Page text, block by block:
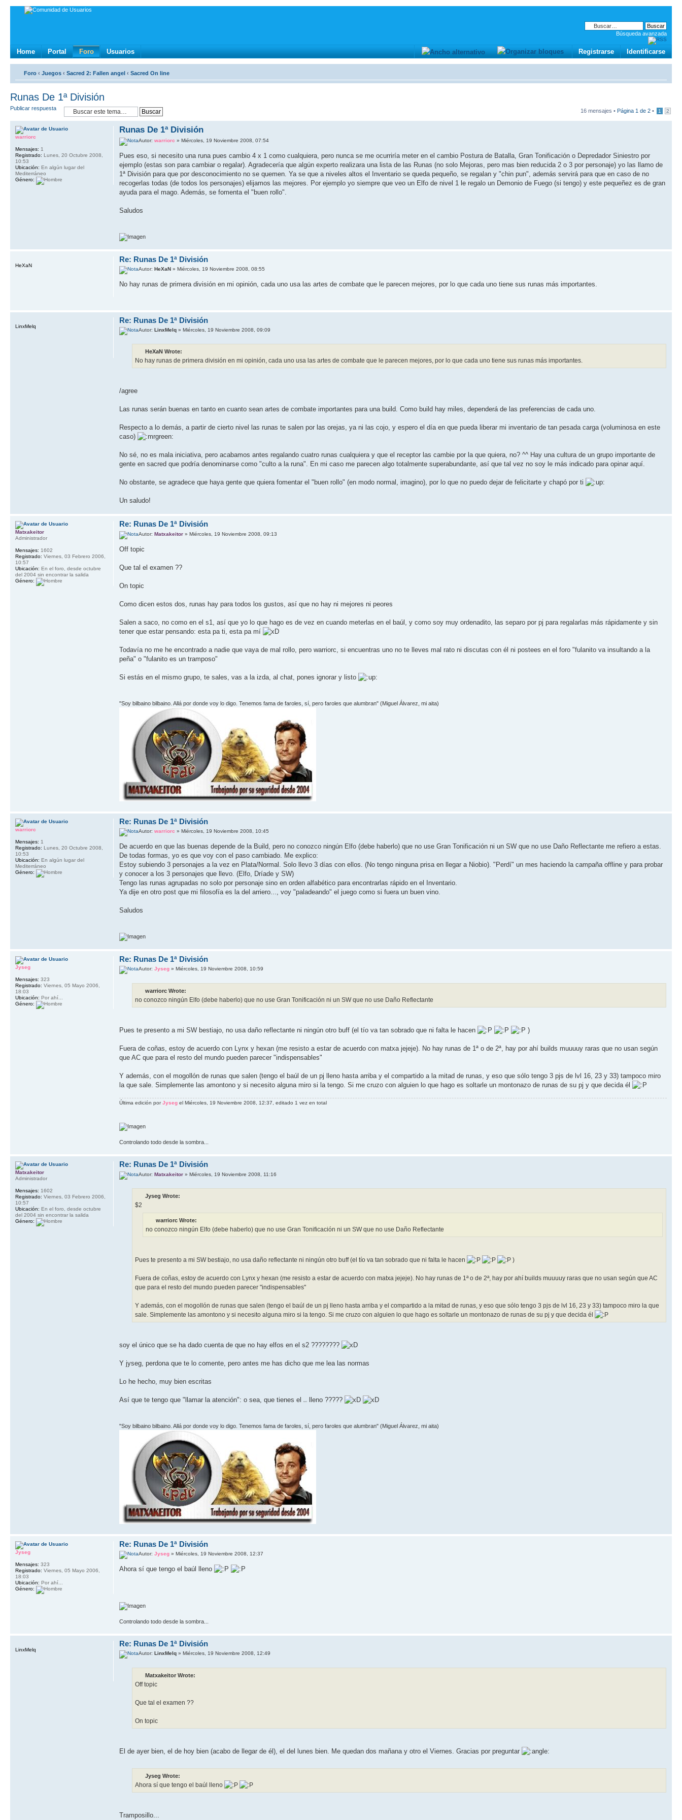
Búsqueda avanzada
Home Portal Foro Usuarios Identificarse
Registrarse
Foro ‹ Juegos ‹ Sacred 2: Fallen angel ‹ Sacred On line
Runas De 1ª División
Publicar respuesta 16 mensajes • Página 1 de 2 • 1 2
Runas De 1ª División
Autor:warriorc » Miércoles, 19 Noviembre 2008, 07:54
Pues eso, si necesito una runa pues cambio 4 x 1 como cualquiera, pero nunca se me ocurriría meter en el cambio Postura de Batalla, Gran Tonificación o Depredador Siniestro por
ejemplo (estas son para cambiar o regalar). Agradecería que algún experto realizara una lista de las Runas (no solo Mejoras, pero mas bien reducida 2 o 3 por personaje) yo las llamo de
1ª División para que por desconocimiento no se quemen. Ya se que a niveles altos el Inventario se queda pequeño, se regalan y "chin pun", además servirá para que en caso de no
recogerlas todas (de todos los personajes) elijamos las mejores. Por ejemplo yo siempre que veo un Elfo de nivel 1 le regalo un Demonio de Fuego (si tengo) y este pequeñez es de gran
ayuda para el mago. Además, se fomenta el "buen rollo".
Saludos
warriorc
Mensajes: 1
Registrado: Lunes, 20 Octubre 2008,
10:53
Ubicación: En algún lugar del
Mediterráneo
Género:
Re: Runas De 1ª División
Autor:HeXaN » Miércoles, 19 Noviembre 2008, 08:55
No hay runas de primera división en mi opinión, cada uno usa las artes de combate que le parecen mejores, por lo que cada uno tiene sus runas más importantes.
HeXaN
Re: Runas De 1ª División
Autor:LinxMelq » Miércoles, 19 Noviembre 2008, 09:09
HeXaN Wrote:
No hay runas de primera división en mi opinión, cada uno usa las artes de combate que le parecen mejores, por lo que cada uno tiene sus runas más importantes.
/agree
Las runas serán buenas en tanto en cuanto sean artes de combate importantes para una build. Como build hay miles, dependerá de las preferencias de cada uno.
Respecto a lo demás, a partir de cierto nivel las runas te salen por las orejas, ya ni las cojo, y espero el día en que pueda liberar mi inventario de tan pesada carga (voluminosa en este
caso)
No sé, no es mala iniciativa, pero acabamos antes regalando cuatro runas cualquiera y que el receptor las cambie por la que quiera, no? ^^ Hay una cultura de un grupo importante de
gente en sacred que podría denominarse como "culto a la runa". En mi caso me parecen algo totalmente superabundante, así que tal vez no soy le más indicado para opinar aquí.
No obstante, se agradece que haya gente que quiera fomentar el "buen rollo" (en modo normal, imagino), por lo que no puedo dejar de felicitarte y chapó por ti
Un saludo!
LinxMelq
Re: Runas De 1ª División
Autor:Matxakeitor » Miércoles, 19 Noviembre 2008, 09:13
Off topic
Que tal el examen ??
On topic
Como dicen estos dos, runas hay para todos los gustos, así que no hay ni mejores ni peores
Salen a saco, no como en el s1, así que yo lo que hago es de vez en cuando meterlas en el baúl, y como soy muy ordenadito, las separo por pj para regalarlas más rápidamente y sin
tener que estar pensando: esta pa ti, esta pa mí
Todavía no me he encontrado a nadie que vaya de mal rollo, pero warriorc, si encuentras uno no te lleves mal rato ni discutas con él ni postees en el foro "fulanito va insultando a la
peña" o "fulanito es un tramposo"
Si estás en el mismo grupo, te sales, vas a la izda, al chat, pones ignorar y listo
"Soy bilbaino bilbaino. Allá por donde voy lo digo. Tenemos fama de faroles, sí­, pero faroles que alumbran" (Miguel Álvarez, mi aita)
Matxakeitor
Administrador
Mensajes: 1602
Registrado: Viernes, 03 Febrero 2006,
10:57
Ubicación: En el foro, desde octubre
del 2004 sin encontrar la salida
Género:
Re: Runas De 1ª División
Autor:warriorc » Miércoles, 19 Noviembre 2008, 10:45
De acuerdo en que las buenas depende de la Build, pero no conozco ningún Elfo (debe haberlo) que no use Gran Tonificación ni un SW que no use Daño Reflectante me refiero a estas.
De todas formas, yo es que voy con el paso cambiado. Me explico:
Estoy subiendo 3 personajes a la vez en Plata/Normal. Solo llevo 3 días con ellos. (No tengo ninguna prisa en llegar a Niobio). "Perdí" un mes haciendo la campaña offline y para probar
y conocer a los 3 personajes que llevo. (Elfo, Dríade y SW)
Tengo las runas agrupadas no solo por personaje sino en orden alfabético para encontrarlas rápido en el Inventario.
Ya dije en otro post que mi filosofía es la del arriero..., voy "paladeando" el juego como si fuera un buen vino.
Saludos
warriorc
Mensajes: 1
Registrado: Lunes, 20 Octubre 2008,
10:53
Ubicación: En algún lugar del
Mediterráneo
Género:
Re: Runas De 1ª División
Autor:Jyseg » Miércoles, 19 Noviembre 2008, 10:59
warriorc Wrote:
no conozco ningún Elfo (debe haberlo) que no use Gran Tonificación ni un SW que no use Daño Reflectante
Pues te presento a mi SW bestiajo, no usa daño reflectante ni ningún otro buff (el tío va tan sobrado que ni falta le hacen )
Fuera de coñas, estoy de acuerdo con Lynx y hexan (me resisto a estar de acuerdo con matxa jejeje). No hay runas de 1ª o de 2ª, hay por ahí builds muuuuy raras que no usan según
que AC que para el resto del mundo pueden parecer "indispensables"
Y además, con el mogollón de runas que salen (tengo el baúl de un pj lleno hasta arriba y el compartido a la mitad de runas, y eso que sólo tengo 3 pjs de lvl 16, 23 y 33) tampoco miro
la que sale. Simplemente las amontono y si necesito alguna miro si la tengo. Si me cruzo con alguien lo que hago es soltarle un montonazo de runas de su pj y que decida él
Última edición porJyseg el Miércoles, 19 Noviembre 2008, 12:37, editado 1 vez en total
Controlando todo desde la sombra...
Jyseg
Mensajes: 323
Registrado: Viernes, 05 Mayo 2006,
18:03
Ubicación: Por ahí...
Género:
Re: Runas De 1ª División
Autor:Matxakeitor » Miércoles, 19 Noviembre 2008, 11:16
Jyseg Wrote:
$2
warriorc Wrote:
no conozco ningún Elfo (debe haberlo) que no use Gran Tonificación ni un SW que no use Daño Reflectante
Pues te presento a mi SW bestiajo, no usa daño reflectante ni ningún otro buff (el tío va tan sobrado que ni falta le hacen )
Fuera de coñas, estoy de acuerdo con Lynx y hexan (me resisto a estar de acuerdo con matxa jejeje). No hay runas de 1ª o de 2ª, hay por ahí builds muuuuy raras que no usan según que AC
que para el resto del mundo pueden parecer "indispensables"
Y además, con el mogollón de runas que salen (tengo el baúl de un pj lleno hasta arriba y el compartido a la mitad de runas, y eso que sólo tengo 3 pjs de lvl 16, 23 y 33) tampoco miro la que
sale. Simplemente las amontono y si necesito alguna miro si la tengo. Si me cruzo con alguien lo que hago es soltarle un montonazo de runas de su pj y que decida él
soy el único que se ha dado cuenta de que no hay elfos en el s2 ????????
Y jyseg, perdona que te lo comente, pero antes me has dicho que me lea las normas
Lo he hecho, muy bien escritas
Así que te tengo que "llamar la atención": o sea, que tienes elbaúl lleno ?????
"Soy bilbaino bilbaino. Allá por donde voy lo digo. Tenemos fama de faroles, sí­, pero faroles que alumbran" (Miguel Álvarez, mi aita)
Matxakeitor
Administrador
Mensajes: 1602
Registrado: Viernes, 03 Febrero 2006,
10:57
Ubicación: En el foro, desde octubre
del 2004 sin encontrar la salida
Género:
Re: Runas De 1ª División
Autor:Jyseg » Miércoles, 19 Noviembre 2008, 12:37
Ahora sí que tengo el baúl lleno
Controlando todo desde la sombra...
Jyseg
Mensajes: 323
Registrado: Viernes, 05 Mayo 2006,
18:03
Ubicación: Por ahí...
Género:
Re: Runas De 1ª División
Autor: LinxMelq » Miércoles, 19 Noviembre 2008, 12:49
Matxakeitor Wrote:
Off topic
Que tal el examen ??
On topic
El de ayer bien, el de hoy bien (acabo de llegar de él), el del lunes bien. Me quedan dos mañana y otro el Viernes. Gracias por preguntar
Jyseg Wrote:
Ahora sí que tengo el baúl lleno
Tramposillo...
LinxMelq